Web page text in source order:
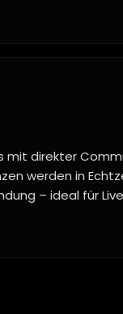
mit direkter
werden in
– ideal für